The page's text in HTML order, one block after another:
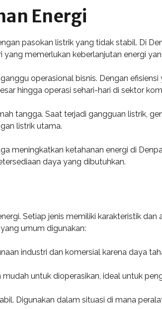
Energi
pasokan listrik yang tidak stabil. Di
memerlukan keberlanjutan energi
operasional bisnis. Dengan efisiensi
hingga operasi sehari-hari di sektor
tangga. Saat terjadi gangguan listrik,
listrik utama.
meningkatkan ketahanan energi di
daya yang dibutuhkan.
Setiap jenis memiliki karakteristik dan
umum digunakan:
industri dan komersial karena daya
untuk dioperasikan, ideal untuk
Digunakan dalam situasi di mana